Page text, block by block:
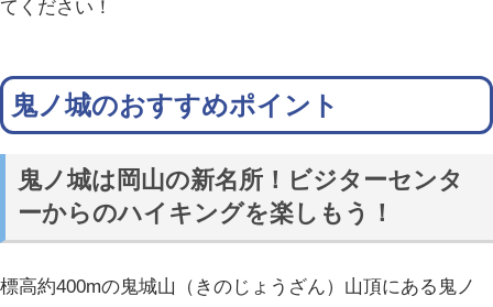
てください！
鬼ノ城のおすすめポイント
鬼ノ城は岡山の新名所！ビジターセンタ
ーからのハイキングを楽しもう！
標高約400mの鬼城山（きのじょうざん）山頂にある鬼ノ